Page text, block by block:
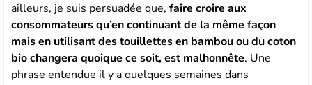
ailleurs, je suis persuadée que,faire croire aux
consommateurs qu’en continuant de la même façon
mais en utilisant des touillettes en bambou ou du coton
bio changera quoique ce soit, est malhonnête. Une
phrase entendue il y a quelques semaines dans